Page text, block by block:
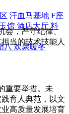
汗血马基地 F座
馆 酒店大厅 料
八 欢聚暖冬
会，严守纪律、
当的技术技能人
重要举措。未
育人典范，以文
高质量发展培育